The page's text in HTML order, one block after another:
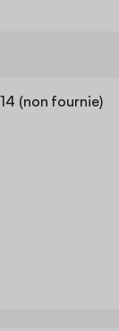
(non fournie)